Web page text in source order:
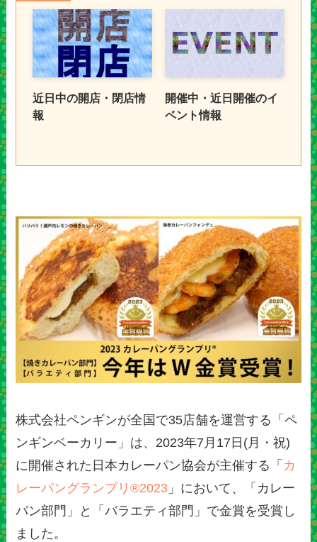
近日中の開店・閉店情
報
開催中・近日開催のイ
ベント情報
株式会社ペンギンが全国で35店舗を運営する「ペ
ンギンベーカリー」は、2023年7月17日(月・祝)
に開催された日本カレーパン協会が主催する「 カ
レーパングランプリ®2023 」において、「カレー
パン部門」と「バラエティ部門」で金賞を受賞し
ました。